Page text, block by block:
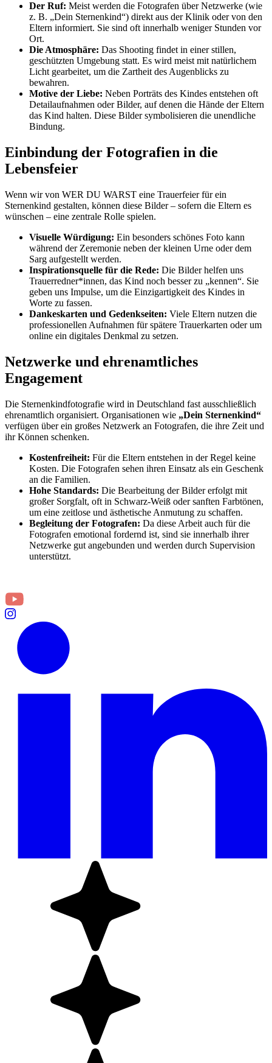
Der Ruf: Meist werden die Fotografen über Netzwerke (wie
z. B. „Dein Sternenkind“) direkt aus der Klinik oder von den
Eltern informiert. Sie sind oft innerhalb weniger Stunden vor
Ort.
Die Atmosphäre: Das Shooting findet in einer stillen,
geschützten Umgebung statt. Es wird meist mit natürlichem
Licht gearbeitet, um die Zartheit des Augenblicks zu
bewahren.
Motive der Liebe: Neben Porträts des Kindes entstehen oft
Detailaufnahmen oder Bilder, auf denen die Hände der Eltern
das Kind halten. Diese Bilder symbolisieren die unendliche
Bindung.
Einbindung der Fotografien in die
Lebensfeier
Wenn wir von WER DU WARST eine Trauerfeier für ein
Sternenkind gestalten, können diese Bilder – sofern die Eltern es
wünschen – eine zentrale Rolle spielen.
Visuelle Würdigung: Ein besonders schönes Foto kann
während der Zeremonie neben der kleinen Urne oder dem
Sarg aufgestellt werden.
Inspirationsquelle für die Rede: Die Bilder helfen uns
Trauerredner*innen, das Kind noch besser zu „kennen“. Sie
geben uns Impulse, um die Einzigartigkeit des Kindes in
Worte zu fassen.
Dankeskarten und Gedenkseiten: Viele Eltern nutzen die
professionellen Aufnahmen für spätere Trauerkarten oder um
online ein digitales Denkmal zu setzen.
Netzwerke und ehrenamtliches
Engagement
Die Sternenkindfotografie wird in Deutschland fast ausschließlich
ehrenamtlich organisiert. Organisationen wie „Dein Sternenkind“
verfügen über ein großes Netzwerk an Fotografen, die ihre Zeit und
ihr Können schenken.
Kostenfreiheit: Für die Eltern entstehen in der Regel keine
Kosten. Die Fotografen sehen ihren Einsatz als ein Geschenk
an die Familien.
Hohe Standards: Die Bearbeitung der Bilder erfolgt mit
großer Sorgfalt, oft in Schwarz-Weiß oder sanften Farbtönen,
um eine zeitlose und ästhetische Anmutung zu schaffen.
Begleitung der Fotografen: Da diese Arbeit auch für die
Fotografen emotional fordernd ist, sind sie innerhalb ihrer
Netzwerke gut angebunden und werden durch Supervision
unterstützt.